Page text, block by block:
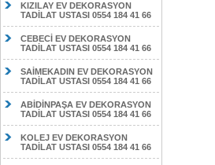
KIZILAY EV DEKORASYON
TADİLAT USTASI 0554 184 41 66
CEBECİ EV DEKORASYON
TADİLAT USTASI 0554 184 41 66
SAİMEKADIN EV DEKORASYON
TADİLAT USTASI 0554 184 41 66
ABİDİNPAŞA EV DEKORASYON
TADİLAT USTASI 0554 184 41 66
KOLEJ EV DEKORASYON
TADİLAT USTASI 0554 184 41 66